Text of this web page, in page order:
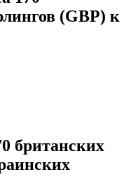
(GBP) к
британских